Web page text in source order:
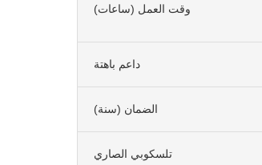
وقت العمل (ساعات)
داعم باهتة
الضمان (سنة)
تلسكوبي الصاري